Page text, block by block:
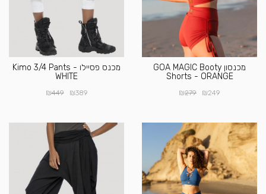
מכנסון GOA MAGIC Booty
Shorts - ORANGE
₪249
₪279
מכנס פסיילו Kimo 3/4 Pants -
WHITE
₪389
₪449